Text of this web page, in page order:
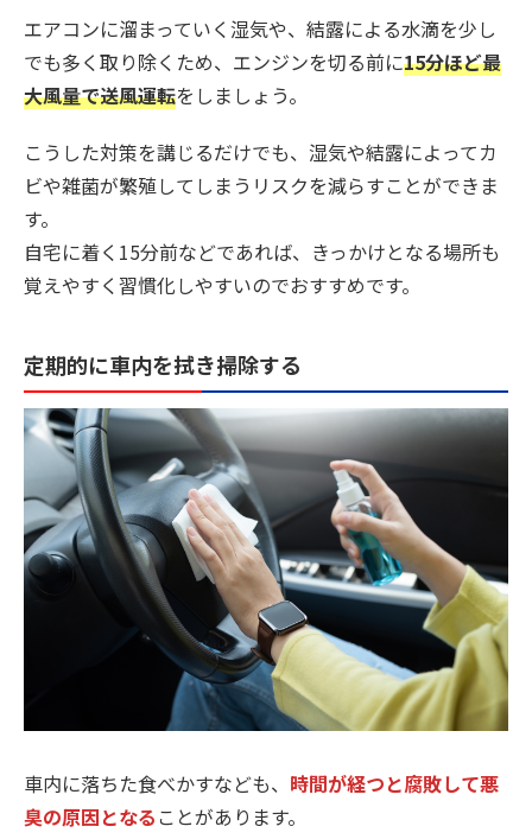
エアコンに溜まっていく湿気や、結露による水滴を少し
でも多く取り除くため、エンジンを切る前に15分ほど最
大風量で送風運転をしましょう。
こうした対策を講じるだけでも、湿気や結露によってカ
ビや雑菌が繁殖してしまうリスクを減らすことができま
す。
自宅に着く15分前などであれば、きっかけとなる場所も
覚えやすく習慣化しやすいのでおすすめです。
定期的に車内を拭き掃除する
車内に落ちた食べかすなども、 時間が経つと腐敗して悪
臭の原因となる ことがあります。